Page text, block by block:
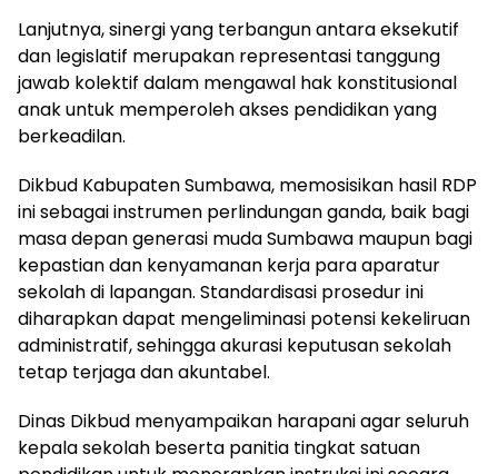
Lanjutnya, sinergi yang terbangun antara eksekutif
dan legislatif merupakan representasi tanggung
jawab kolektif dalam mengawal hak konstitusional
anak untuk memperoleh akses pendidikan yang
berkeadilan.
Dikbud Kabupaten Sumbawa, memosisikan hasil RDP
ini sebagai instrumen perlindungan ganda, baik bagi
masa depan generasi muda Sumbawa maupun bagi
kepastian dan kenyamanan kerja para aparatur
sekolah di lapangan. Standardisasi prosedur ini
diharapkan dapat mengeliminasi potensi kekeliruan
administratif, sehingga akurasi keputusan sekolah
tetap terjaga dan akuntabel.
Dinas Dikbud menyampaikan harapani agar seluruh
kepala sekolah beserta panitia tingkat satuan